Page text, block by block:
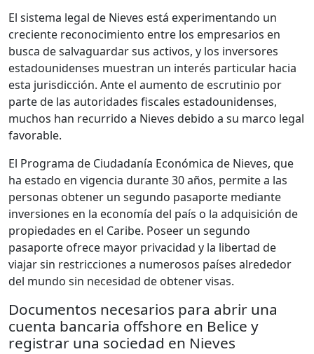
El sistema legal de Nieves está experimentando un
creciente reconocimiento entre los empresarios en
busca de salvaguardar sus activos, y los inversores
estadounidenses muestran un interés particular hacia
esta jurisdicción. Ante el aumento de escrutinio por
parte de las autoridades fiscales estadounidenses,
muchos han recurrido a Nieves debido a su marco legal
favorable.
El Programa de Ciudadanía Económica de Nieves, que
ha estado en vigencia durante 30 años, permite a las
personas obtener un segundo pasaporte mediante
inversiones en la economía del país o la adquisición de
propiedades en el Caribe. Poseer un segundo
pasaporte ofrece mayor privacidad y la libertad de
viajar sin restricciones a numerosos países alrededor
del mundo sin necesidad de obtener visas.
Documentos necesarios para abrir una
cuenta bancaria offshore en Belice y
registrar una sociedad en Nieves